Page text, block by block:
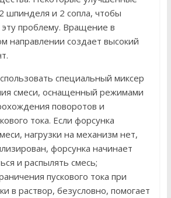
шпинделя и 2 сопла, чтобы
проблему. Вращение в
направлении создает высокий
специальный миксер
смеси, оснащенный режимами
поворотов и
тока. Если форсунка
нагрузки на механизм нет,
форсунка начинает
и распылять смесь;
пускового тока при
в раствор, безусловно, помогает